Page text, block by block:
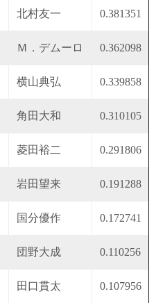
北村友一 0.381351
Ｍ．デムーロ 0.362098
横山典弘 0.339858
角田大和 0.310105
菱田裕二 0.291806
岩田望来 0.191288
国分優作 0.172741
団野大成 0.110256
田口貫太 0.107956